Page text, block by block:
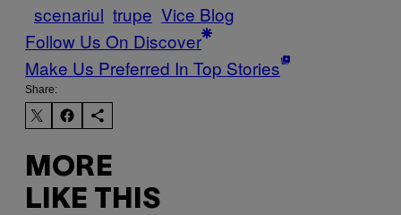
scenariul trupe Vice Blog
Follow Us On Discover
Make Us Preferred In Top Stories
Share:
MORE
LIKE THIS